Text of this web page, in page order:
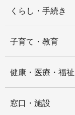
くらし・手続き
子育て・教育
健康・医療・福祉
窓口・施設